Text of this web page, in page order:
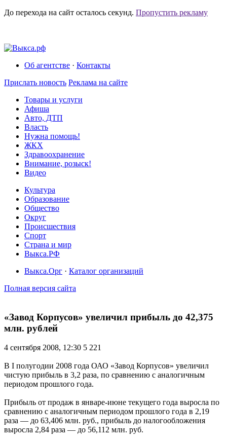
До перехода на сайт осталось секунд. Пропустить рекламу
Об агентстве · Контакты
Прислать новость Реклама на сайте
Товары и услуги
Афиша
Авто, ДТП
Власть
Нужна помощь!
ЖКХ
Здравоохранение
Внимание, розыск!
Видео
Культура
Образование
Общество
Округ
Происшествия
Спорт
Страна и мир
Выкса.РФ
Выкса.Орг · Каталог организаций
Полная версия сайта
«Завод Корпусов» увеличил прибыль до 42,375
млн. рублей
4 сентября 2008, 12:30 5 221
В I полугодии 2008 года ОАО «Завод Корпусов» увеличил
чистую прибыль в 3,2 раза, по сравнению с аналогичным
периодом прошлого года.
Прибыль от продаж в январе-июне текущего года выросла по
сравнению с аналогичным периодом прошлого года в 2,19
раза — до 63,406 млн. руб., прибыль до налогообложения
выросла 2,84 раза — до 56,112 млн. руб.